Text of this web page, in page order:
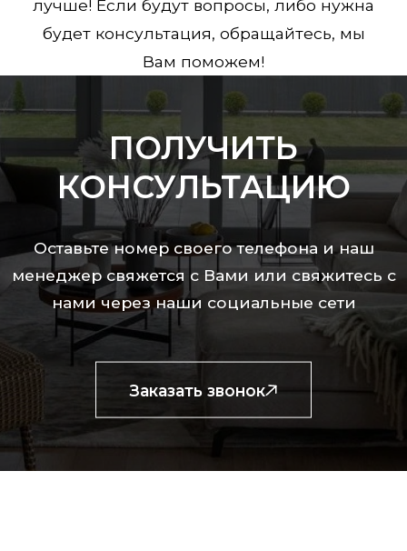
лучше! Если будут вопросы, либо нужна
будет консультация, обращайтесь, мы
Вам поможем!
ПОЛУЧИТЬ
КОНСУЛЬТАЦИЮ
Оставьте номер своего телефона и наш
менеджер свяжется с Вами или свяжитесь с
нами через наши социальные сети
Заказать звонок